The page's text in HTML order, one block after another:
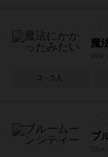
魔
3～5人
ブ